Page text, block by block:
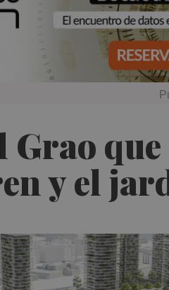
Grao
y el